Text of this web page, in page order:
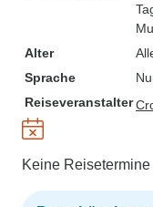
Alter
Sprache
Reiseveranstalter
Keine